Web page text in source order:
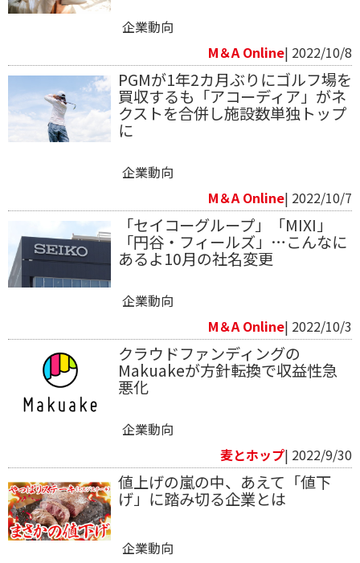
企業動向
M＆A Online| 2022/10/8
PGMが1年2カ月ぶりにゴルフ場を
買収するも「アコーディア」がネ
クストを合併し施設数単独トップ
に
企業動向
M＆A Online| 2022/10/7
「セイコーグループ」「MIXI」
「円谷・フィールズ」…こんなに
あるよ10月の社名変更
企業動向
M＆A Online| 2022/10/3
クラウドファンディングの
Makuakeが方針転換で収益性急
悪化
企業動向
麦とホップ| 2022/9/30
値上げの嵐の中、あえて「値下
げ」に踏み切る企業とは
企業動向